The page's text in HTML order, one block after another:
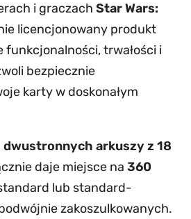
i graczach Star Wars:
licencjonowany produkt
funkcjonalności, trwałości i
bezpiecznie
karty w doskonałym
dwustronnych arkuszy z 18
daje miejsce na 360
lub standard-
zakoszulkowanych.